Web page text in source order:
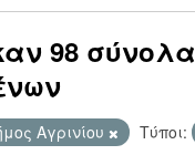
98 σύνολα
Αγρινίου Τύποι: